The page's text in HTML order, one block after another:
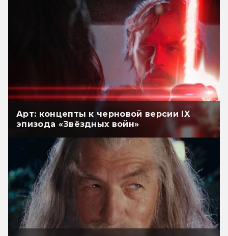
Арт: концепты к черновой версии IX
эпизода «Звёздных войн»